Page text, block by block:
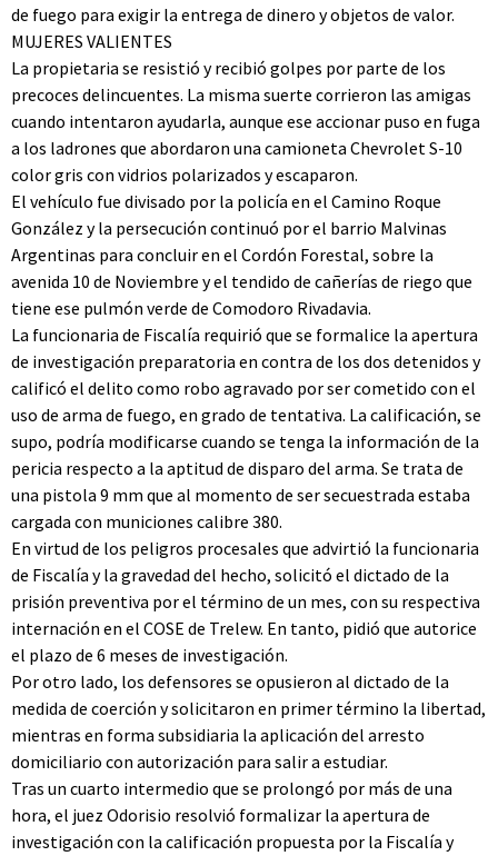
de fuego para exigir la entrega de dinero y objetos de valor.
MUJERES VALIENTES
La propietaria se resistió y recibió golpes por parte de los
precoces delincuentes. La misma suerte corrieron las amigas
cuando intentaron ayudarla, aunque ese accionar puso en fuga
a los ladrones que abordaron una camioneta Chevrolet S-10
color gris con vidrios polarizados y escaparon.
El vehículo fue divisado por la policía en el Camino Roque
González y la persecución continuó por el barrio Malvinas
Argentinas para concluir en el Cordón Forestal, sobre la
avenida 10 de Noviembre y el tendido de cañerías de riego que
tiene ese pulmón verde de Comodoro Rivadavia.
La funcionaria de Fiscalía requirió que se formalice la apertura
de investigación preparatoria en contra de los dos detenidos y
calificó el delito como robo agravado por ser cometido con el
uso de arma de fuego, en grado de tentativa. La calificación, se
supo, podría modificarse cuando se tenga la información de la
pericia respecto a la aptitud de disparo del arma. Se trata de
una pistola 9 mm que al momento de ser secuestrada estaba
cargada con municiones calibre 380.
En virtud de los peligros procesales que advirtió la funcionaria
de Fiscalía y la gravedad del hecho, solicitó el dictado de la
prisión preventiva por el término de un mes, con su respectiva
internación en el COSE de Trelew. En tanto, pidió que autorice
el plazo de 6 meses de investigación.
Por otro lado, los defensores se opusieron al dictado de la
medida de coerción y solicitaron en primer término la libertad,
mientras en forma subsidiaria la aplicación del arresto
domiciliario con autorización para salir a estudiar.
Tras un cuarto intermedio que se prolongó por más de una
hora, el juez Odorisio resolvió formalizar la apertura de
investigación con la calificación propuesta por la Fiscalía y